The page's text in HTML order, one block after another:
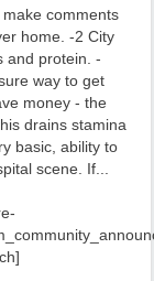
comments
home. -2 City
and protein. -
way to get
money - the
drains stamina
basic, ability to
scene. If...